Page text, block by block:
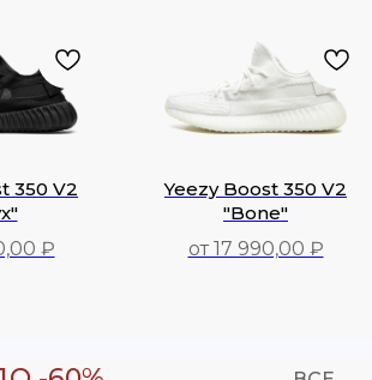
350 V2
₽
Yeezy Boost 350 V2
"Bone"
от 17 990,00 ₽